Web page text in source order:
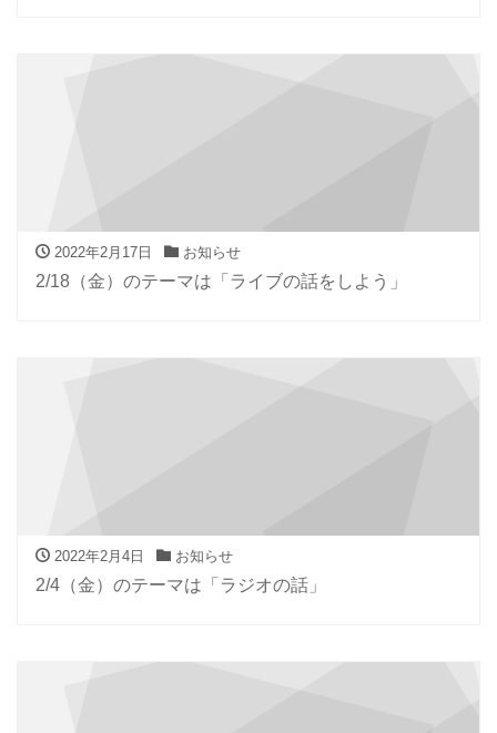
2022年2月17日 お知らせ
2/18（金）のテーマは「ライブの話をしよう」
2022年2月4日 お知らせ
2/4（金）のテーマは「ラジオの話」